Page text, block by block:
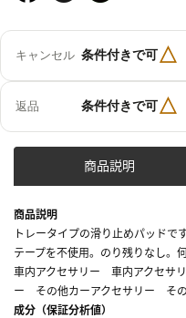
キャンセル 条件付きで可△
返品 条件付きで可△
商品説明
商品説明
トレータイプの滑り止めパッドで
テープを不使用。のり残りなし。
車内アクセサリー 車内アクセ
ー その他カーアクセサリー そ
成分（保証分析値）